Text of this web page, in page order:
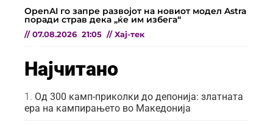
OpenAI го запре развојот на новиот модел Astra
поради страв дека „ќе им избега“
// 07.08.2026 21:05 // Хај-тек
Најчитано
Од 300 камп-приколки до депонија: златната
ера на кампирањето во Македонија